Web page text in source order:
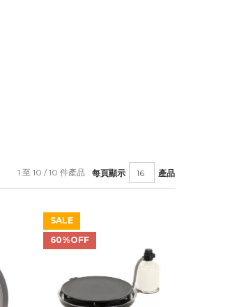
每頁顯示 產品
1 至 10 / 10 件產品
SALE
60%OFF